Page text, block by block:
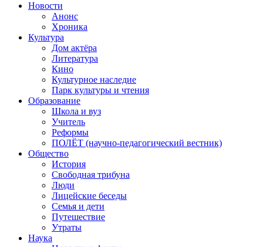
Новости
Анонс
Хроника
Культура
Дом актёра
Литература
Кино
Культурное наследие
Парк культуры и чтения
Образование
Школа и вуз
Учитель
Реформы
ПОЛЁТ (научно-педагогический вестник)
Общество
История
Свободная трибуна
Люди
Лицейские беседы
Семья и дети
Путешествие
Утраты
Наука